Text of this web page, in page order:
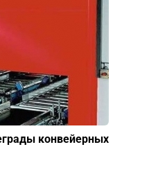
конвейерных